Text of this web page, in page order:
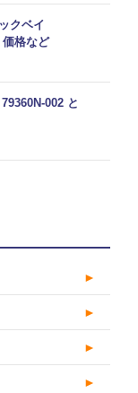
クベイ
価格など
002 と
►
►
►
►